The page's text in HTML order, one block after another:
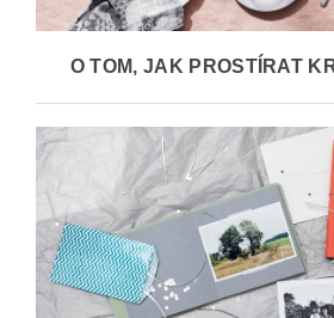
O TOM, JAK PROSTÍRAT